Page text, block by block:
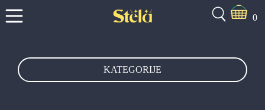
0
KATEGORIJE